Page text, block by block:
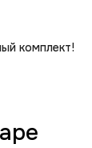
комплект!